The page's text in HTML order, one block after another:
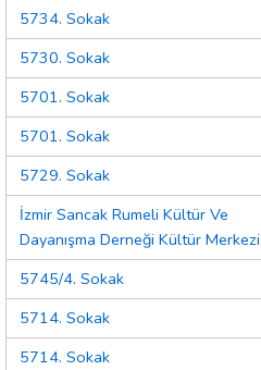
5734. Sokak
5730. Sokak
5701. Sokak
5701. Sokak
5729. Sokak
İzmir Sancak Rumeli Kültür Ve
Dayanışma Derneği Kültür Merkezi
5745/4. Sokak
5714. Sokak
5714. Sokak